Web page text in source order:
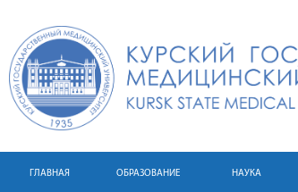
ГЛАВНАЯ ОБРАЗОВАНИЕ НАУКА